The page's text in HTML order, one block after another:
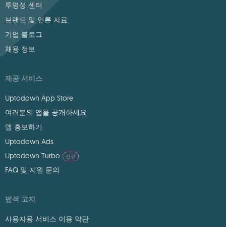
투명성 센터
브랜드 및 언론 자료
기업 블로그
채용 정보
제공 서비스
Uptodown App Store
여러분의 앱을 공개하세요
앱 홍보하기
Uptodown Ads
Uptodown Turbo
신규
FAQ 및 지원 문의
법적 고지
사용자용 서비스 이용 약관